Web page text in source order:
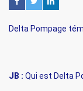
Delta Pompage
JB : Qui est Delta